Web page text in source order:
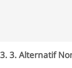
3. 3. Alternatif